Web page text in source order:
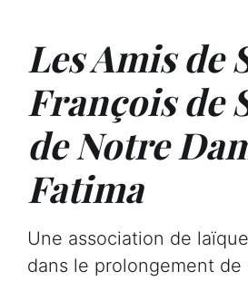
Les Amis de
François de
de Notre
Fatima
Une association de
dans le prolongement de